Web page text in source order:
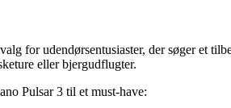
for udendørsentusiaster, der søger et
eller bjergudflugter.
Pulsar 3 til et must-have: